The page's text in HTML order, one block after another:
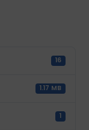
16
1.17 MB
1